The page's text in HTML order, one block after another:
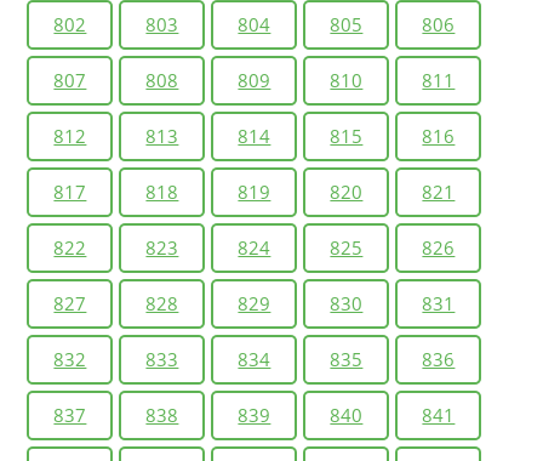
802 803 804 805 806
807 808 809 810 811
812 813 814 815 816
817 818 819 820 821
822 823 824 825 826
827 828 829 830 831
832 833 834 835 836
837 838 839 840 841